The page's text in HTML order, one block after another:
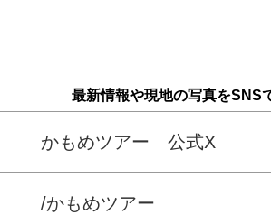
最新情報や現地の写真をSNS
かもめツアー 公式X
/かもめツアー